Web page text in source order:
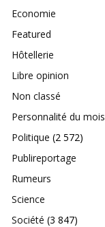
Economie
Featured
Hôtellerie
Libre opinion
Non classé
Personnalité du mois
Politique (2 572)
Publireportage
Rumeurs
Science
Société (3 847)